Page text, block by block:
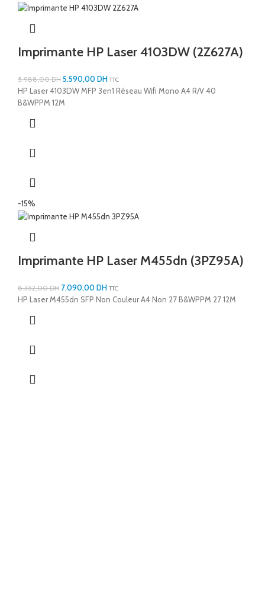
Imprimante HP Laser 4103DW (2Z627A)
5.988,00DH 5.590,00DH TTC
HP Laser 4103DW MFP 3en1 Réseau Wifi Mono A4 R/V 40
B&WPPM 12M
-15%
Imprimante HP Laser M455dn (3PZ95A)
8.352,00DH 7.090,00DH TTC
HP Laser M455dn SFP Non Couleur A4 Non 27 B&WPPM 27 12M